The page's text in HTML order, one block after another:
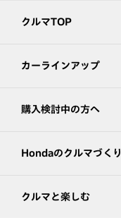
クルマTOP
カーラインアップ
購入検討中の方へ
Hondaのクルマづくり
クルマと楽しむ